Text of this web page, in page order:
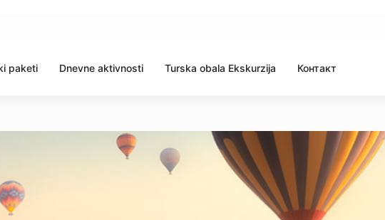
paketi Dnevne aktivnosti Turska obala Ekskurzija Контакт